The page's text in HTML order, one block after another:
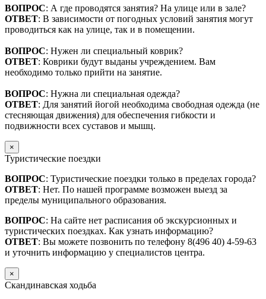
ВОПРОС: А где проводятся занятия? На улице или в зале?
ОТВЕТ: В зависимости от погодных условий занятия могут
проводиться как на улице, так и в помещении.
ВОПРОС: Нужен ли специальный коврик?
ОТВЕТ: Коврики будут выданы учреждением. Вам
необходимо только прийти на занятие.
ВОПРОС: Нужна ли специальная одежда?
ОТВЕТ: Для занятий йогой необходима свободная одежда (не
стесняющая движения) для обеспечения гибкости и
подвижности всех суставов и мышц.
×
Туристические поездки
ВОПРОС: Туристические поездки только в пределах города?
ОТВЕТ: Нет. По нашей программе возможен выезд за
пределы муниципального образования.
ВОПРОС: На сайте нет расписания об экскурсионных и
туристических поездках. Как узнать информацию?
ОТВЕТ: Вы можете позвонить по телефону 8(496 40) 4-59-63
и уточнить информацию у специалистов центра.
×
Скандинавская ходьба